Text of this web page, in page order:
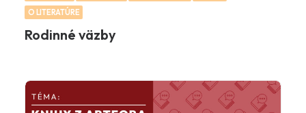
O LITERATÚRE
Rodinné väzby